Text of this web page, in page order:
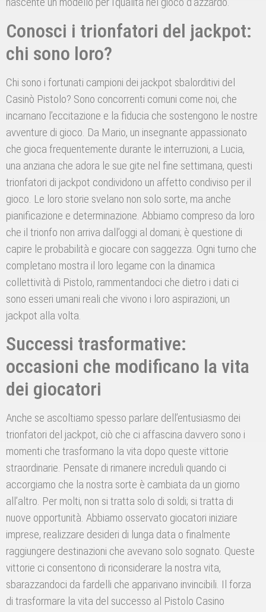
Conosci i trionfatori del jackpot:
chi sono loro?
Chi sono i fortunati campioni dei jackpot sbalorditivi del
Casinò Pistolo? Sono concorrenti comuni come noi, che
incarnano l’eccitazione e la fiducia che sostengono le nostre
avventure di gioco. Da Mario, un insegnante appassionato
che gioca frequentemente durante le interruzioni, a Lucia,
una anziana che adora le sue gite nel fine settimana, questi
trionfatori di jackpot condividono un affetto condiviso per il
gioco. Le loro storie svelano non solo sorte, ma anche
pianificazione e determinazione. Abbiamo compreso da loro
che il trionfo non arriva dall’oggi al domani; è questione di
capire le probabilità e giocare con saggezza. Ogni turno che
completano mostra il loro legame con la dinamica
collettività di Pistolo, rammentandoci che dietro i dati ci
sono esseri umani reali che vivono i loro aspirazioni, un
jackpot alla volta.
Successi trasformative:
occasioni che modificano la vita
dei giocatori
Anche se ascoltiamo spesso parlare dell’entusiasmo dei
trionfatori del jackpot, ciò che ci affascina davvero sono i
momenti che trasformano la vita dopo queste vittorie
straordinarie. Pensate di rimanere increduli quando ci
accorgiamo che la nostra sorte è cambiata da un giorno
all’altro. Per molti, non si tratta solo di soldi; si tratta di
nuove opportunità. Abbiamo osservato giocatori iniziare
imprese, realizzare desideri di lunga data o finalmente
raggiungere destinazioni che avevano solo sognato. Queste
vittorie ci consentono di riconsiderare la nostra vita,
sbarazzandoci da fardelli che apparivano invincibili. Il forza
di trasformare la vita del successo al Pistolo Casino